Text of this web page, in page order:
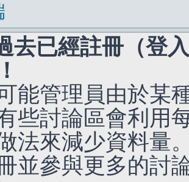
去已經註冊（登
能管理員由於某
些討論區會利用
法來減少資料量
並參與更多的討